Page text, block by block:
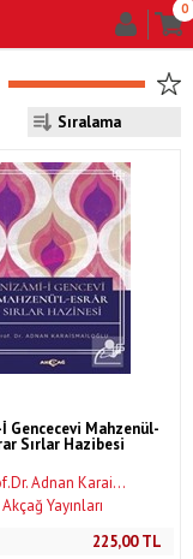
0
Gencecevi Mahzenül-
Sırlar Hazibesi
Adnan Karai...
Akçağ Yayınları
225,00TL